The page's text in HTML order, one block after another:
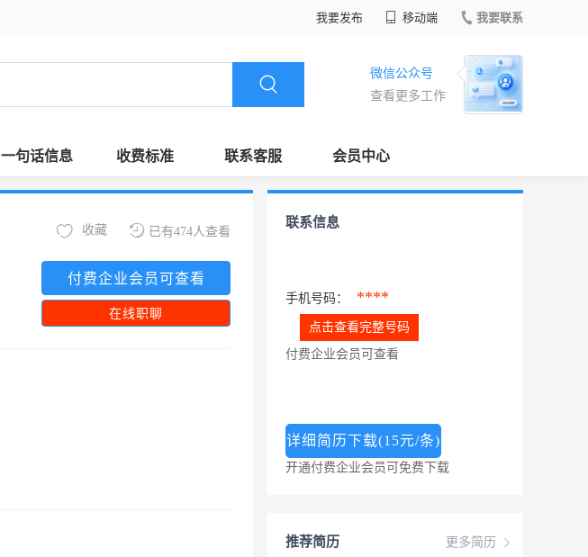
我要发布 移动端 我要联系
微信公众号
查看更多工作
一句话信息 收费标准 联系客服 会员中心
已有474人查看
收藏
付费企业会员可查看
在线职聊
联系信息
手机号码： ****
点击查看完整号码
付费企业会员可查看
详细简历下载(15元/条)
开通付费企业会员可免费下载
更多简历
推荐简历